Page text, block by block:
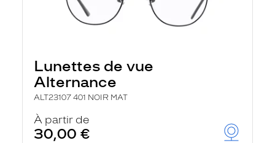
Lunettes de vue
Alternance
ALT23107 401 NOIR MAT
À partir de
30,00 €